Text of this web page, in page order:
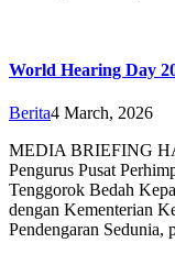
World Hearing Day
Berita4 March, 2026
MEDIA BRIEFING
Pengurus Pusat
Tenggorok Bedah
dengan Kementerian
Pendengaran